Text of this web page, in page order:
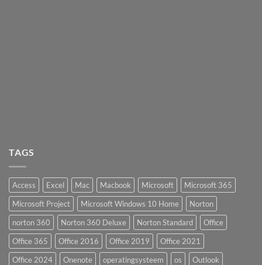
TAGS
Access Excel Mac Macbook Microsoft
Microsoft 365
Microsoft Project
Microsoft Windows 10 Home
Norton
norton 360
Norton 360 Deluxe Norton Standard
Office
Office 365
Office 2016 Office 2019
Office 2021
Office 2024
Onenote operatingsysteem os
Outlook